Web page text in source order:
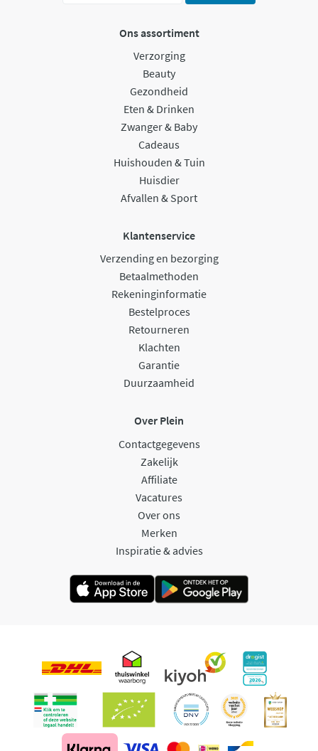
Ons assortiment
Verzorging
Beauty
Gezondheid
Eten & Drinken
Zwanger & Baby
Cadeaus
Huishouden & Tuin
Huisdier
Afvallen & Sport
Klantenservice
Verzending en bezorging
Betaalmethoden
Rekeninginformatie
Bestelproces
Retourneren
Klachten
Garantie
Duurzaamheid
Over Plein
Contactgegevens
Zakelijk
Affiliate
Vacatures
Over ons
Merken
Inspiratie & advies